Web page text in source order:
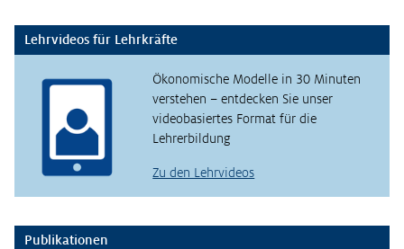
Lehrvideos für Lehrkräfte
Ökonomische Modelle in 30 Minuten
verstehen – entdecken Sie unser
videobasiertes Format für die
Lehrerbildung
Zu den Lehrvideos
Publikationen